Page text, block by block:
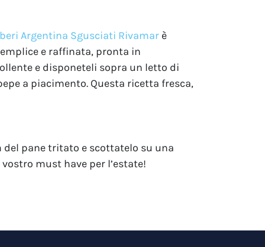
Argentina Sgusciati Rivamar è
e raffinata, pronta in
e disponeteli sopra un letto di
a piacimento. Questa ricetta fresca,
pane tritato e scottatelo su una
must have per l’estate!